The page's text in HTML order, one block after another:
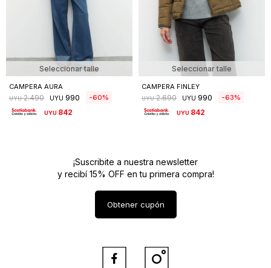
Seleccionar talle
CAMPERA AURA
UYU 2.490 UYU 990 60
UYU 842
Seleccionar talle
CAMPERA FINLEY
UYU 2.690 UYU 990 63
UYU 842
¡Suscribite a nuestra newsletter
y recibí 15% OFF en tu primera compra!
Obtener cupón
 